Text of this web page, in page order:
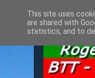
This site uses
are shared with
statistics, and to